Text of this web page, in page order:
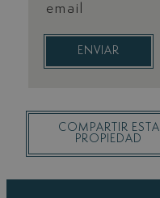
email
ENVIAR
COMPARTIR ESTA
PROPIEDAD